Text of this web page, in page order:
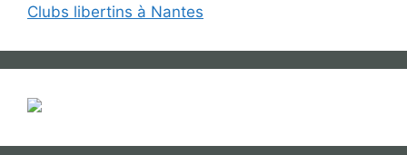
Clubs libertins à Nantes